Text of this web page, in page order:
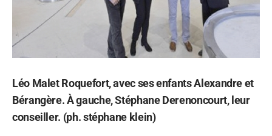
Léo Malet Roquefort, avec ses enfants Alexandre et
Bérangère. À gauche, Stéphane Derenoncourt, leur
conseiller. (ph. stéphane klein)